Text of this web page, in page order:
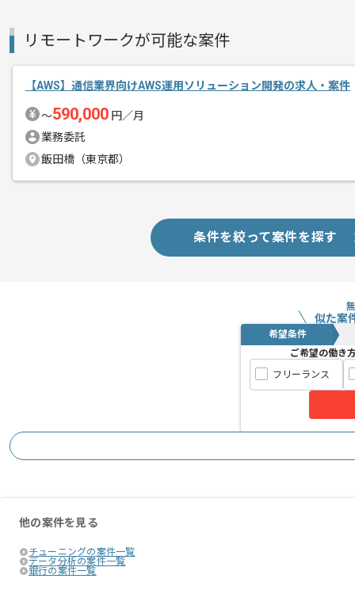
その他募集要項
商談回数
2回
設計・開発・保守運用、顧客体験設計
PDCAの推進の支援を行っている企業で
主体的に新しいテクノロジにチャレン
リモートワークが可能な案件
【AWS】通信業界向けAWS運用ソリューション開発の求人・案件
〜590,000 円／月
業務委託
飯田橋（東京都）
条件を絞って案件を探す
似た案
希望条件
ご希望の働き
フリーランス
他の案件を見る
チューニングの案件一覧
データ分析の案件一覧
銀行の案件一覧